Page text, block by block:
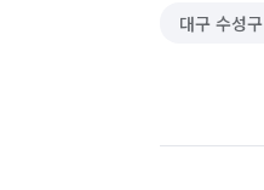
대구 수성구